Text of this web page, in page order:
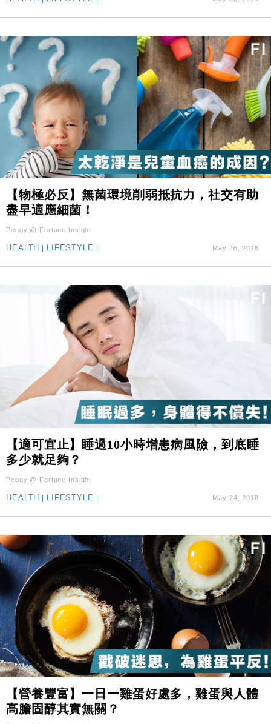
【物極必反】無菌環境削弱抵抗力，社交有助
盡早適應細菌！
Peggy @ Fortune Insight
HEALTH LIFESTYLE May 25, 2018
【適可宜止】睡過10小時增患病風險，到底睡
多少就足夠？
Peggy @ Fortune Insight
HEALTH | LIFESTYLE | May 24, 2018
【營養豐富】一日一雞蛋好處多，雞蛋與人體
高膽固醇其實無關？